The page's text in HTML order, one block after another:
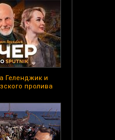
Геленджик и
пролива